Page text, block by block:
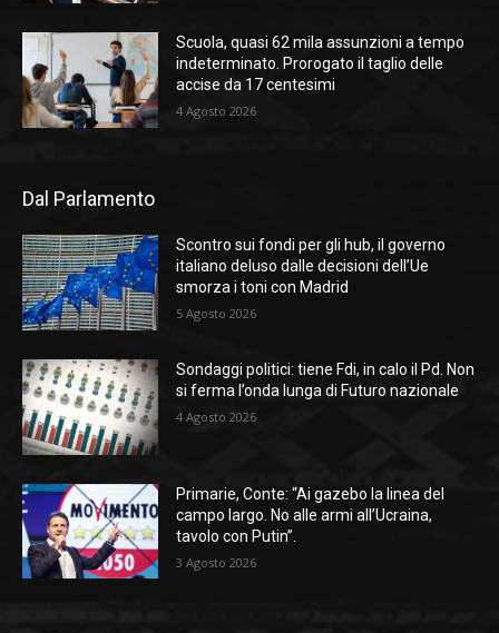
Scuola, quasi 62 mila assunzioni a tempo
indeterminato. Prorogato il taglio delle
accise da 17 centesimi
4 Agosto 2026
Dal Parlamento
Scontro sui fondi per gli hub, il governo
italiano deluso dalle decisioni dell’Ue
smorza i toni con Madrid
5 Agosto 2026
Sondaggi politici: tiene Fdi, in calo il Pd. Non
si ferma l’onda lunga di Futuro nazionale
4 Agosto 2026
Primarie, Conte: “Ai gazebo la linea del
campo largo. No alle armi all’Ucraina,
tavolo con Putin”.
3 Agosto 2026